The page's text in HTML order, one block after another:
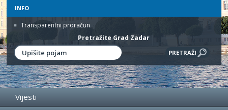
INFO
Transparentni proračun
Pretražite Grad Zadar
Vijesti